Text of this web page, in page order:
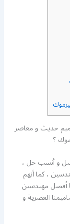
حديث و معاصر
؟
و أنسب حل ،
، كما أنهم
أفضل مهندسين
العصرية و